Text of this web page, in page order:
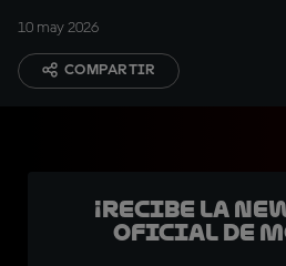
10 may 2026
COMPARTIR
¡Recibe la
oficial de